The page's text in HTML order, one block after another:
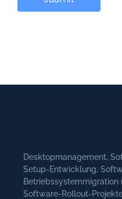
Desktopmanagement,
Setup-Entwicklung,
Software-Rollout-